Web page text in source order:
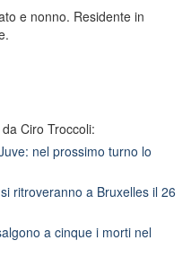
e nonno. Residente in
Ciro Troccoli:
nel prossimo turno lo
ritroveranno a Bruxelles il 26
a cinque i morti nel